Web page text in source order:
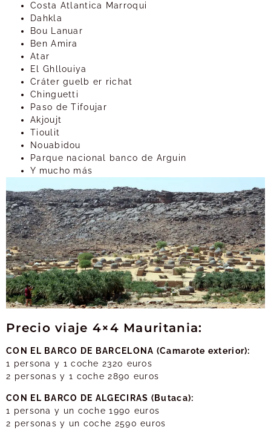
Costa Atlantica Marroqui
Dahkla
Bou Lanuar
Ben Amira
Atar
El Ghllouiya
Cráter guelb er richat
Chinguetti
Paso de Tifoujar
Akjoujt
Tioulit
Nouabidou
Parque nacional banco de Arguin
Y mucho más
Precio viaje 4×4 Mauritania:
CON EL BARCO DE BARCELONA (Camarote exterior):
1 persona y 1 coche 2320 euros
2 personas y 1 coche 2890 euros
CON EL BARCO DE ALGECIRAS (Butaca):
1 persona y un coche 1990 euros
2 personas y un coche 2590 euros